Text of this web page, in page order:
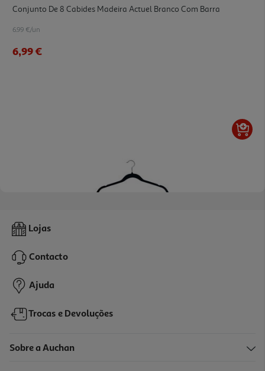
Conjunto De 8 Cabides Madeira Actuel Branco Com Barra
6.99 €/un
6,99 €
Conjunto De 3 Cabides Actuel Em Veludo
1,99 €
Lojas
Contacto
Ajuda
Trocas e Devoluções
Sobre a Auchan